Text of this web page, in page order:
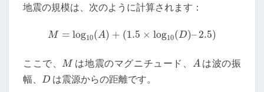
地震の規模は、次のように計算されます：
M = log10(A) + (1.5 × log10(D)–2.5)
=log 10(A + 1.5× log10( )–2.5 )
ここで、 M
M は地震のマグニチュード、 A
A は波の振
幅、 D
D は震源からの距離です。